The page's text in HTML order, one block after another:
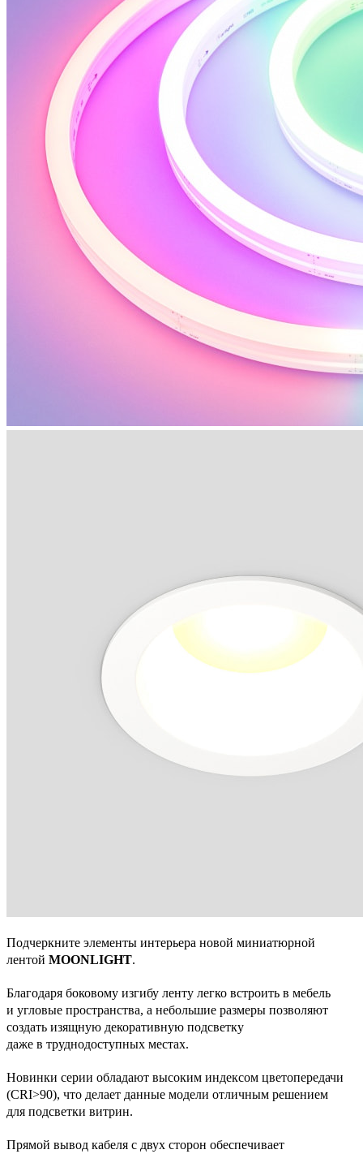
Подчеркните элементы интерьера новой миниатюрной
лентой MOONLIGHT.
Благодаря боковому изгибу ленту легко встроить в мебель
и угловые пространства, а небольшие размеры позволяют
создать изящную декоративную подсветку
даже в труднодоступных местах.
Новинки серии обладают высоким индексом цветопередачи
(CRI>90), что делает данные модели отличным решением
для подсветки витрин.
Прямой вывод кабеля с двух сторон обеспечивает